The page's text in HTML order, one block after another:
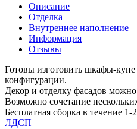
Описание
Отделка
Внутреннее наполнение
Информация
Отзывы
Готовы изготовить шкафы-
конфигурации.
Декор и отделку фасадов
Возможно сочетание
Бесплатная сборка в течение 1-
ЛДСП